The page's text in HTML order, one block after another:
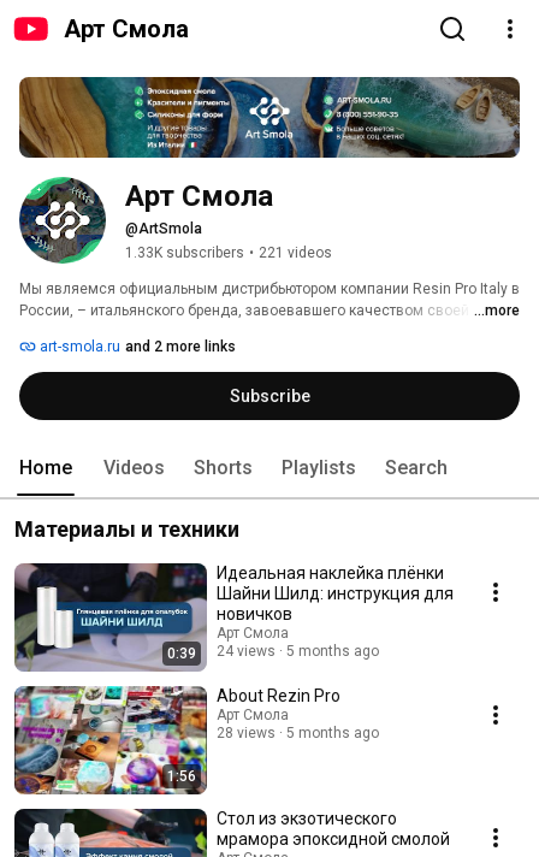
Арт Смола
Арт Смола
@ArtSmola
1.33K subscribers • 221 videos
Мы являемся официальным дистрибьютором компании Resin Pro Italy в
России, – итальянского бренда, завоевавшего качеством своей
ещё и на просторах нашей необъятной родины.
...more
art-smola.ru and 2 more links
Subscribe
Home Videos Shorts Playlists Search
Материалы и техники
0:39
Идеальная наклейка плёнки
Шайни Шилд: инструкция для
новичков
Арт Смола
24 views
5 months ago
1:56
About Rezin Pro
Арт Смола
28 views
5 months ago
Стол из экзотического
мрамора эпоксидной смолой